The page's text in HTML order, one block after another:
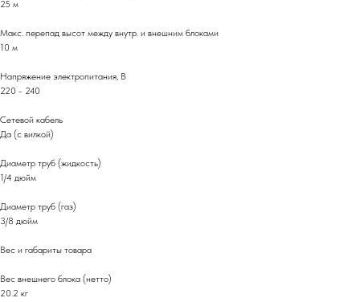
25 м
Макс. перепад высот между внутр. и внешним блоками
10 м
Напряжение электропитания, В
220 - 240
Сетевой кабель
Да (с вилкой)
Диаметр труб (жидкость)
1/4 дюйм
Диаметр труб (газ)
3/8 дюйм
Вес и габариты товара
Вес внешнего блока (нетто)
20.2 кг